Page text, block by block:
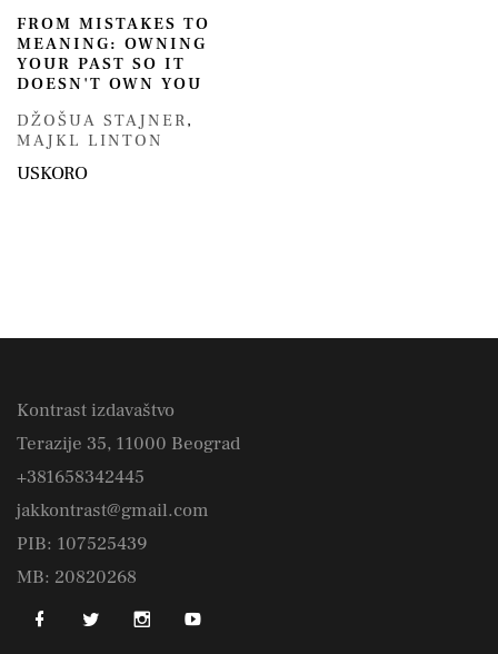
FROM MISTAKES TO
MEANING: OWNING
YOUR PAST SO IT
DOESN'T OWN YOU
DŽOŠUA STAJNER,
MAJKL LINTON
USKORO
Kontrast izdavaštvo
Terazije 35, 11000 Beograd
+381658342445
jakkontrast@gmail.com
PIB: 107525439
MB: 20820268